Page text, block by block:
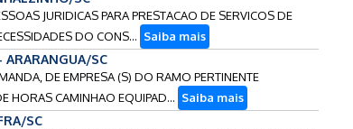
JURIDICAS PARA PRESTACAO DE SERVICOS DE
DO CONS... Saiba mais
ARARANGUA/SC
DE EMPRESA (S) DO RAMO PERTINENTE
HORAS CAMINHAO EQUIPAD... Saiba mais
SC